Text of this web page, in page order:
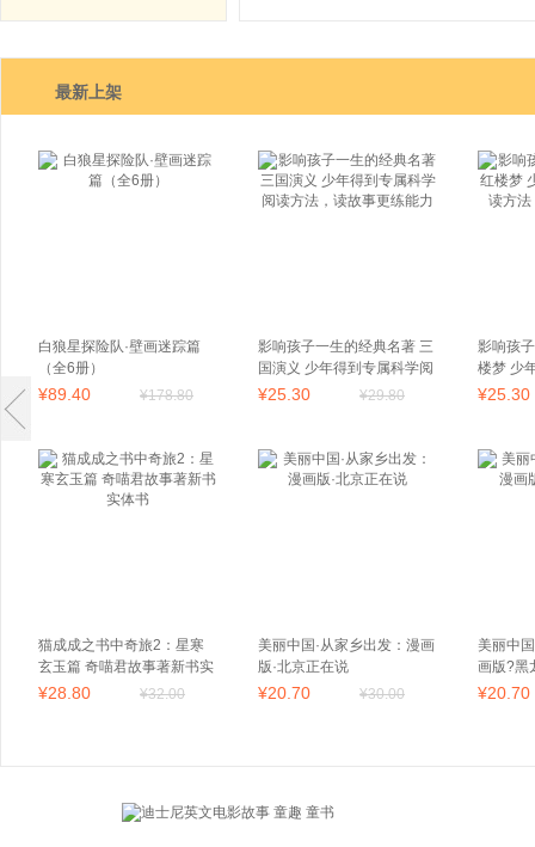
最新上架
白狼星探险队·壁画迷踪篇
（全6册）
¥89 .40 ¥178.80
影响孩子一生的经典名著 三
国演义 少年得到专属科学阅
读方法，读故事更练能力
¥25 .30 ¥29.80
影响孩
楼梦 少
方法，
¥25 .30
猫成成之书中奇旅2：星寒
玄玉篇 奇喵君故事著新书实
体书
¥28 .80 ¥32.00
美丽中国·从家乡出发：漫画
版·北京正在说
¥20 .70 ¥30.00
美丽中
画版?黑
¥20 .70